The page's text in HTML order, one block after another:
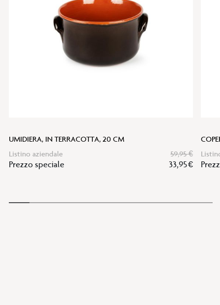
UMIDIERA, IN TERRACOTTA, 20 CM
Listino aziendale
59,95 €
Prezzo speciale 33,95 €